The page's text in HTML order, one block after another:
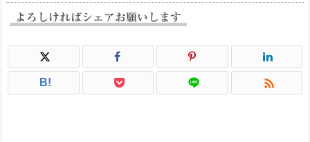
よろしければシェアお願いします
B! 